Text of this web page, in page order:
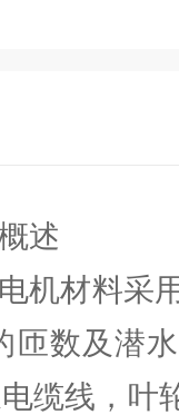
述
机材料采
匝数及潜
缆线，叶